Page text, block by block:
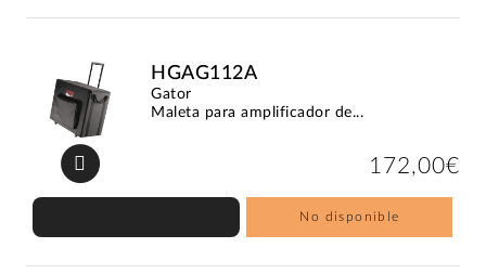
HGAG112A
Gator
Maleta para amplificador de...
172,00€
No disponible